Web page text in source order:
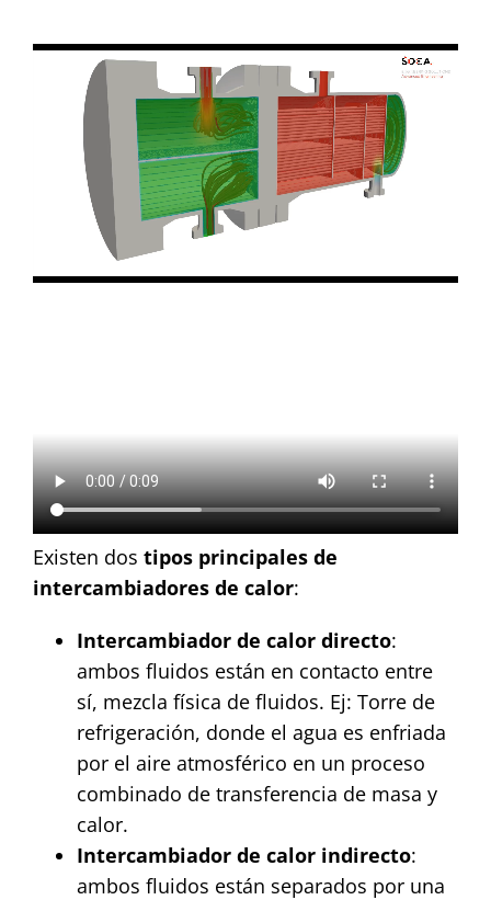
Existen dos tipos principales de
intercambiadores de calor:
Intercambiador de calor directo:
ambos fluidos están en contacto entre
sí, mezcla física de fluidos. Ej: Torre de
refrigeración, donde el agua es enfriada
por el aire atmosférico en un proceso
combinado de transferencia de masa y
calor.
Intercambiador de calor indirecto:
ambos fluidos están separados por una